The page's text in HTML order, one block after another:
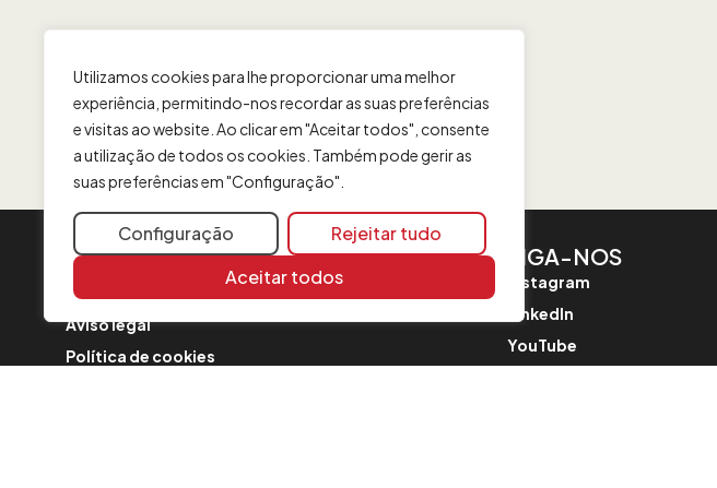
Utilizamos cookies para lhe proporcionar uma melhor
experiência, permitindo-nos recordar as suas preferências
e visitas ao website. Ao clicar em "Aceitar todos", consente
a utilização de todos os cookies. Também pode gerir as
suas preferências em "Configuração".
Configuração
Rejeitar tudo
Aceitar todos
INFORMAÇÃO
Contacto
Aviso legal
Política de cookies
SIGA-NOS
Instagram
LinkedIn
YouTube